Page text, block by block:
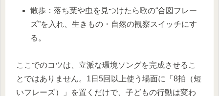
散歩：落ち葉や虫を見つけたら歌の“合図フレー
ズ”を入れ、生きもの・自然の観察スイッチにす
る。​
ここでのコツは、立派な環境ソングを完成させるこ
とではありません。1日5回以上使う場面に「8拍（短
いフレーズ）」を置くだけで、子どもの行動は変わ